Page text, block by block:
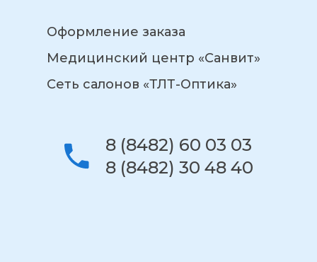
Оформление заказа
Медицинский центр «Санвит»
Сеть салонов «ТЛТ-Оптика»
8 (8482) 60 03 03
8 (8482) 30 48 40